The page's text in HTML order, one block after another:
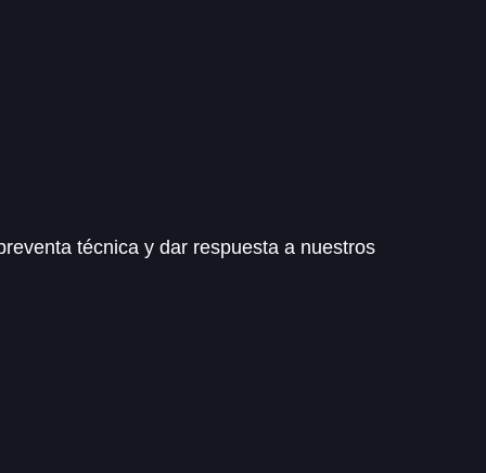
técnica y dar respuesta a nuestros